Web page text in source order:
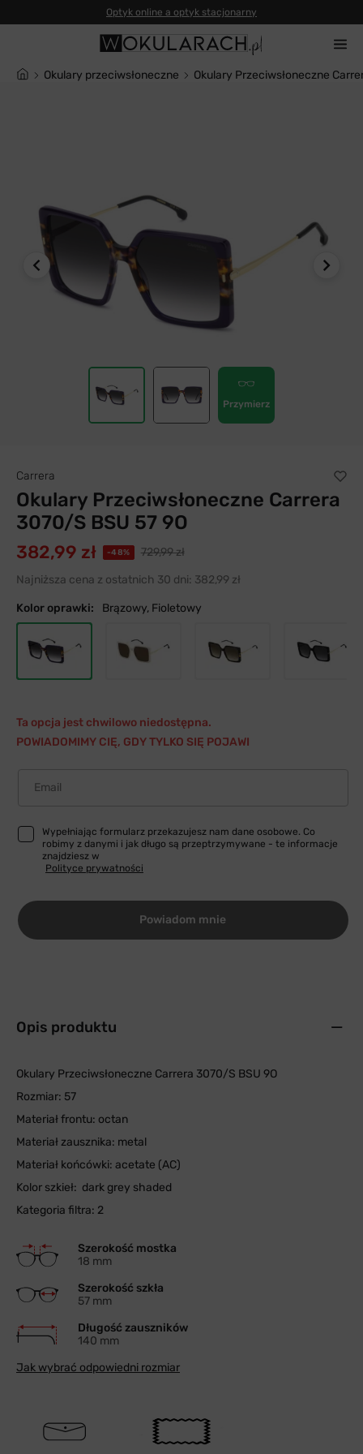
Okulary przeciwsłoneczne Okulary Przeciwsłoneczne
Przymierz
Carrera
Okulary Przeciwsłoneczne Carrera
3070/S BSU 57 9O
382,99 zł -48%
729,99 zł
Najniższa cena z ostatnich 30 dni: 382,99 zł
Kolor oprawki: Brązowy, Fioletowy
Ta opcja jest chwilowo niedostępna.
POWIADOMIMY CIĘ, GDY TYLKO SIĘ POJAWI
Email
Wypełniając formularz przekazujesz nam dane osobowe. Co
robimy z danymi i jak długo są przeptrzymywane - te informacje
znajdziesz w
Polityce prywatności
Powiadom mnie
Opis produktu
Okulary Przeciwsłoneczne Carrera 3070/S BSU 9O
Rozmiar: 57
Materiał frontu: octan
Materiał zausznika: metal
Materiał końcówki: acetate (AC)
Kolor szkieł: dark grey shaded
Kategoria filtra: 2
Szerokość mostka
18 mm
Szerokość szkła
57 mm
Długość zauszników
140 mm
Jak wybrać odpowiedni rozmiar